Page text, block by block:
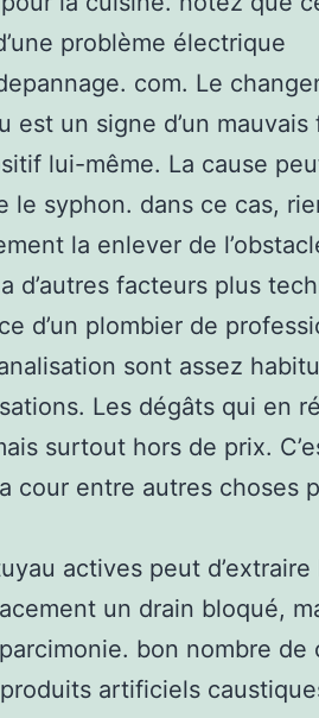
problème électrique
com. Le
est un signe d’un
lui-même. La cause
le syphon. dans ce cas,
la enlever de
d’autres facteurs plus
d’un plombier de
sont assez
Les dégâts qui en
surtout hors de prix.
cour entre autres choses
actives peut d’extraire
un drain bloqué,
bon nombre de
artificiels